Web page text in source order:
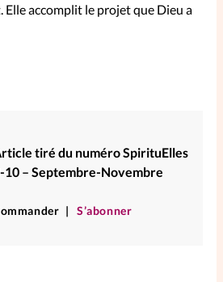
Elle accomplit le projet que Dieu a
tiré du numéro SpirituElles
10 – Septembre-Novembre
S’abonner